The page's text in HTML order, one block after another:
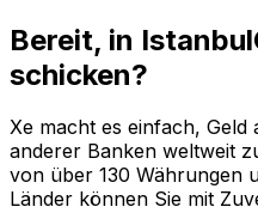
Bereit, in
schicken?
Xe macht es einfach, Geld
anderer Banken weltweit
von über 130 Währungen
Länder können Sie mit